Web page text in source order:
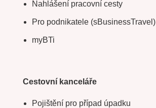
Nahlášení pracovní cesty
Pro podnikatele (sBusinessTravel)
myBTi
Cestovní kanceláře
Pojištění pro případ úpadku